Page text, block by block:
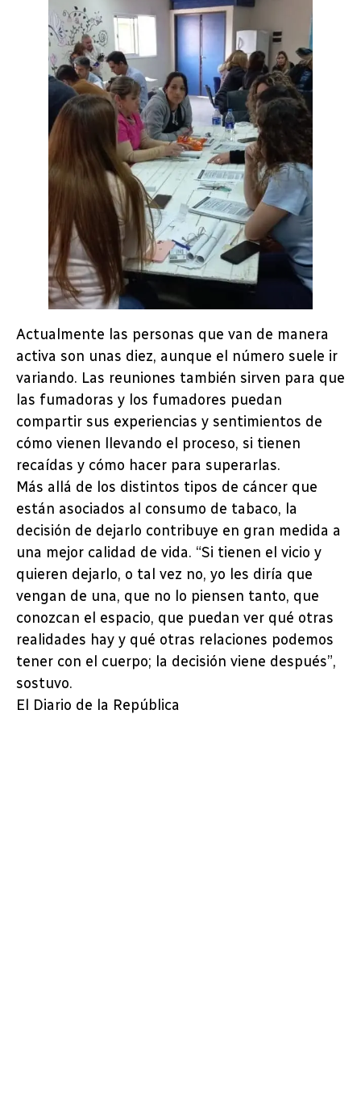
Actualmente las personas que van de manera
activa son unas diez, aunque el número suele ir
variando. Las reuniones también sirven para que
las fumadoras y los fumadores puedan
compartir sus experiencias y sentimientos de
cómo vienen llevando el proceso, si tienen
recaídas y cómo hacer para superarlas.
Más allá de los distintos tipos de cáncer que
están asociados al consumo de tabaco, la
decisión de dejarlo contribuye en gran medida a
una mejor calidad de vida. “Si tienen el vicio y
quieren dejarlo, o tal vez no, yo les diría que
vengan de una, que no lo piensen tanto, que
conozcan el espacio, que puedan ver qué otras
realidades hay y qué otras relaciones podemos
tener con el cuerpo; la decisión viene después”,
sostuvo.
El Diario de la República